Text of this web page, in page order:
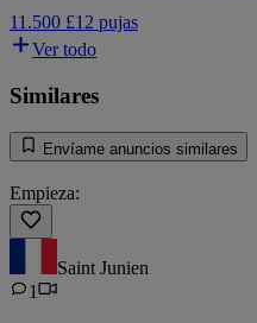
11.500 £12 pujas
Ver todo
Similares
Envíame anuncios similares
Empieza:
Saint Junien
1